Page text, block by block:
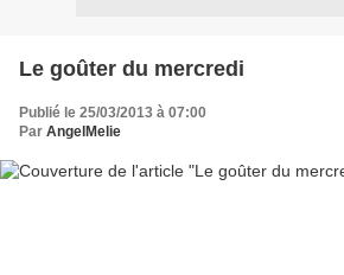
Le goûter du mercredi
Publié le 25/03/2013 à 07:00
Par AngelMelie